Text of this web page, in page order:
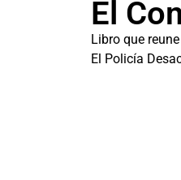
El
Libro que
El Policía